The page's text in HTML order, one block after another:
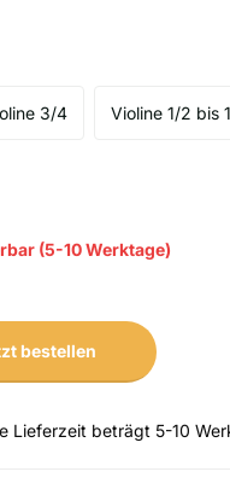
3/4 Violine 1/2 bis
(5-10 Werktage)
bestellen
Lieferzeit beträgt 5-10